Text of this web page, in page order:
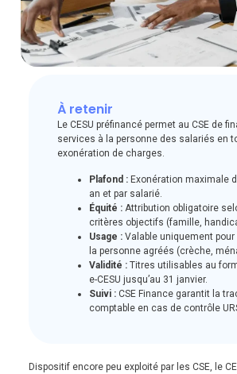
À retenir
Le CESU préfinancé permet au CSE de
services à la personne des salariés en
exonération de charges.
Plafond : Exonération maximale
an et par salarié.
Équité : Attribution obligatoire
critères objectifs (famille,
Usage : Valable uniquement
la personne agréés (crèche,
Validité : Titres utilisables au
e-CESU jusqu’au 31 janvier.
Suivi : CSE Finance garantit la
comptable en cas de contrôle
Dispositif encore peu exploité par les CSE, le